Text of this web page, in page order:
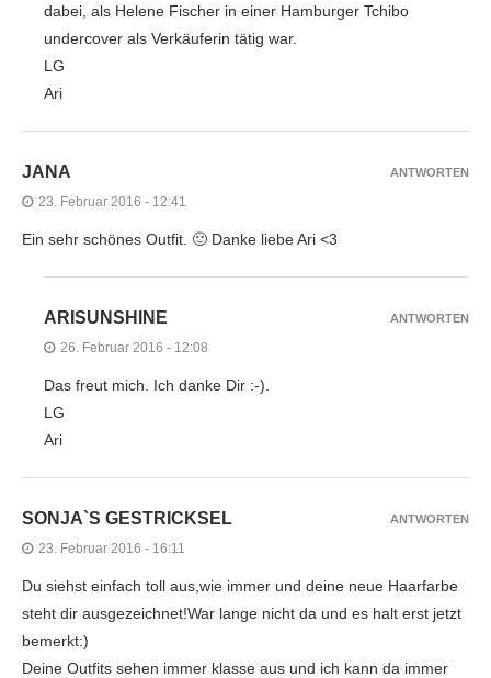
dabei, als Helene Fischer in einer Hamburger Tchibo
undercover als Verkäuferin tätig war.
LG
Ari
JANA
23. Februar 2016 - 12:41
Ein sehr schönes Outfit. 🙂 Danke liebe Ari <3
ANTWORTEN
ARISUNSHINE
26. Februar 2016 - 12:08
Das freut mich. Ich danke Dir :-).
LG
Ari
ANTWORTEN
SONJA`S GESTRICKSEL
23. Februar 2016 - 16:11
Du siehst einfach toll aus,wie immer und deine neue Haarfarbe
steht dir ausgezeichnet!War lange nicht da und es halt erst jetzt
bemerkt:)
Deine Outfits sehen immer klasse aus und ich kann da immer
ANTWORTEN